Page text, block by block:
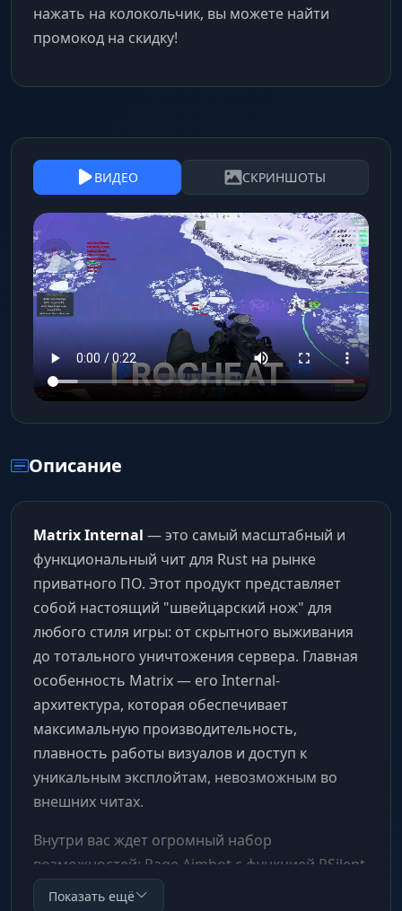
нажать на колокольчик, вы можете найти
промокод на скидку!
ВИДЕО СКРИНШОТЫ
Описание
Matrix Internal — это самый масштабный и
функциональный чит для Rust на рынке
приватного ПО. Этот продукт представляет
собой настоящий "швейцарский нож" для
любого стиля игры: от скрытного выживания
до тотального уничтожения сервера. Главная
особенность Matrix — его Internal-
архитектура, которая обеспечивает
максимальную производительность,
плавность работы визуалов и доступ к
уникальным эксплойтам, невозможным во
внешних читах.
Внутри вас ждет огромный набор
возможностей: Rage Aimbot с функцией PSilent
(магические пули), полностью настраиваемый
Показать ещё